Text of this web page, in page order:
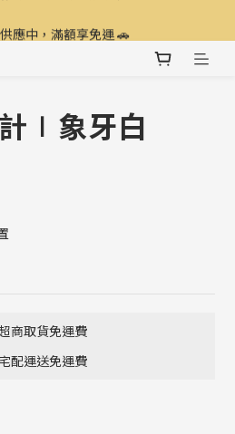
∣象牙白
商取貨免運費
配運送免運費